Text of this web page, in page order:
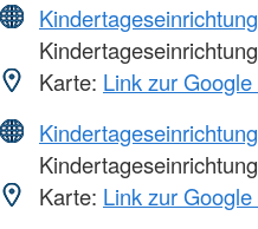
Kindertageseinrichtung
Karte: Link zur
Kindertageseinrichtung
Karte: Link zur